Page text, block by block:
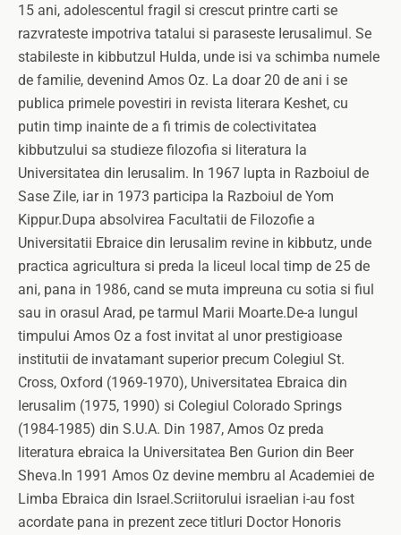
15 ani, adolescentul fragil si crescut printre carti se
razvrateste impotriva tatalui si paraseste Ierusalimul. Se
stabileste in kibbutzul Hulda, unde isi va schimba numele
de familie, devenind Amos Oz. La doar 20 de ani i se
publica primele povestiri in revista literara Keshet, cu
putin timp inainte de a fi trimis de colectivitatea
kibbutzului sa studieze filozofia si literatura la
Universitatea din Ierusalim. In 1967 lupta in Razboiul de
Sase Zile, iar in 1973 participa la Razboiul de Yom
Kippur.Dupa absolvirea Facultatii de Filozofie a
Universitatii Ebraice din Ierusalim revine in kibbutz, unde
practica agricultura si preda la liceul local timp de 25 de
ani, pana in 1986, cand se muta impreuna cu sotia si fiul
sau in orasul Arad, pe tarmul Marii Moarte.De-a lungul
timpului Amos Oz a fost invitat al unor prestigioase
institutii de invatamant superior precum Colegiul St.
Cross, Oxford (1969-1970), Universitatea Ebraica din
Ierusalim (1975, 1990) si Colegiul Colorado Springs
(1984-1985) din S.U.A. Din 1987, Amos Oz preda
literatura ebraica la Universitatea Ben Gurion din Beer
Sheva.In 1991 Amos Oz devine membru al Academiei de
Limba Ebraica din Israel.Scriitorului israelian i-au fost
acordate pana in prezent zece titluri Doctor Honoris